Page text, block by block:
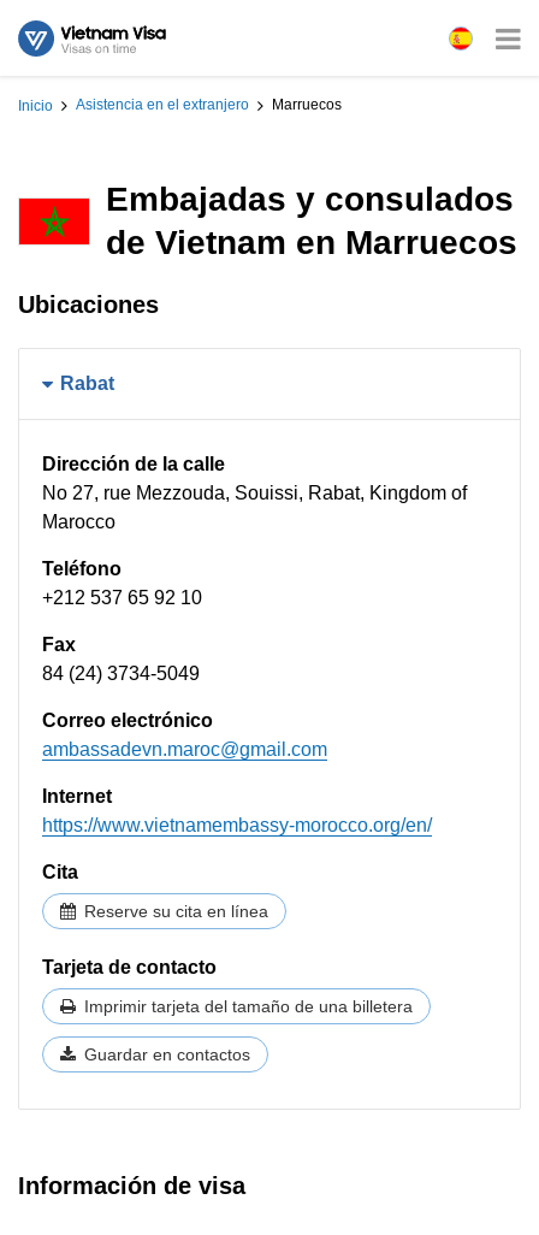
Inicio Asistencia en el extranjero Marruecos
Embajadas y consulados
de Vietnam en Marruecos
Ubicaciones
Rabat
Dirección de la calle
No 27, rue Mezzouda, Souissi, Rabat, Kingdom of
Marocco
Teléfono
+212 537 65 92 10
Fax
84 (24) 3734-5049
Correo electrónico
ambassadevn.maroc@gmail.com
Internet
https://www.vietnamembassy-morocco.org/en/
Cita
Reserve su cita en línea
Tarjeta de contacto
Imprimir tarjeta del tamaño de una billetera
Guardar en contactos
Información de visa